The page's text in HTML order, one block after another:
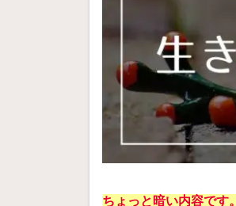
ちょっと暗い内容です。